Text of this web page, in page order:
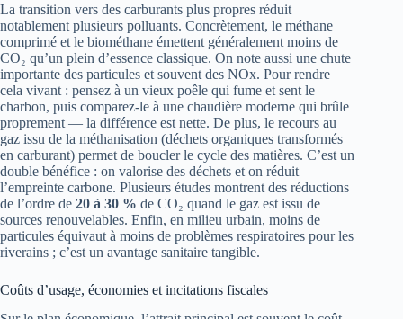
La transition vers des carburants plus propres réduit
notablement plusieurs polluants. Concrètement, le méthane
comprimé et le biométhane émettent généralement moins de
CO₂ qu’un plein d’essence classique. On note aussi une chute
importante des particules et souvent des NOx. Pour rendre
cela vivant : pensez à un vieux poêle qui fume et sent le
charbon, puis comparez-le à une chaudière moderne qui brûle
proprement — la différence est nette. De plus, le recours au
gaz issu de la méthanisation (déchets organiques transformés
en carburant) permet de boucler le cycle des matières. C’est un
double bénéfice : on valorise des déchets et on réduit
l’empreinte carbone. Plusieurs études montrent des réductions
de l’ordre de 20 à 30 % de CO₂ quand le gaz est issu de
sources renouvelables. Enfin, en milieu urbain, moins de
particules équivaut à moins de problèmes respiratoires pour les
riverains ; c’est un avantage sanitaire tangible.
Coûts d’usage, économies et incitations fiscales